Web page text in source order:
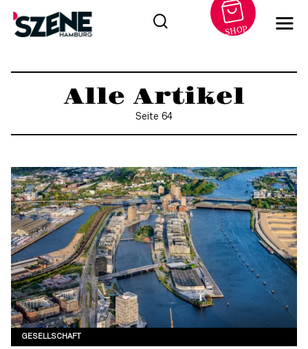
Inhalt
SHOP
Alle Artikel
Seite 64
GESELLSCHAFT